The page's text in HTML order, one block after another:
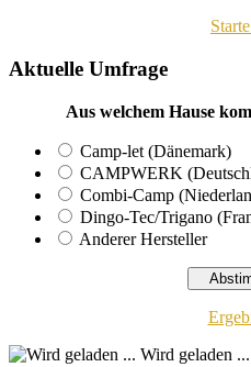
Aktuelle Umfrage
Aus welchem Hause
Camp-let (Dänemark)
CAMPWERK
Combi-Camp
Dingo-Tec/Trigano
Anderer Hersteller
Wird geladen ...